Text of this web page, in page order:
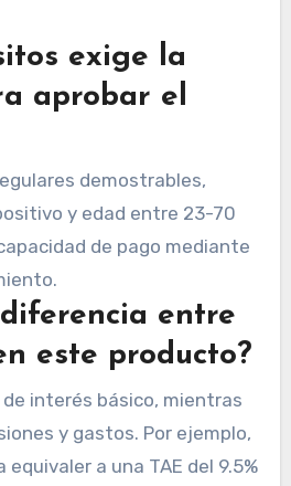
exige la
aprobar el
demostrables,
y edad entre 23-70
de pago mediante
entre
este producto?
interés básico, mientras
y gastos. Por ejemplo,
equivaler a una TAE del 9.5%